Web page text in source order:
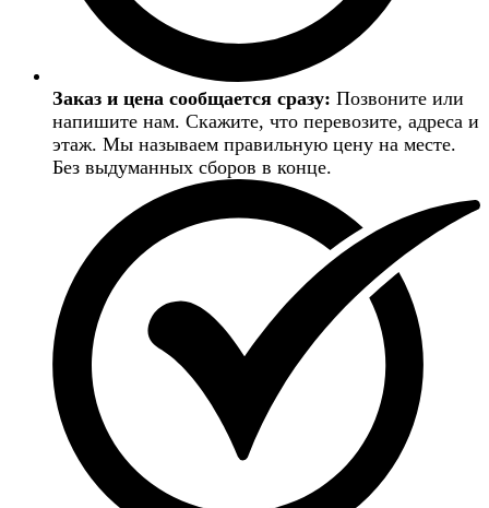
Заказ и цена сообщается сразу: Позвоните или
напишите нам. Скажите, что перевозите, адреса и
этаж. Мы называем правильную цену на месте.
Без выдуманных сборов в конце.